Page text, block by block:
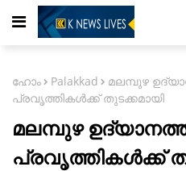
ഹോം Palakkad
മലമ്പുഴ
പ്രവൃത്തികള്‍ക്ക് തുടക്കമായി
മലമ്പുഴ
പ്രവൃത്തികള്‍ക്ക്